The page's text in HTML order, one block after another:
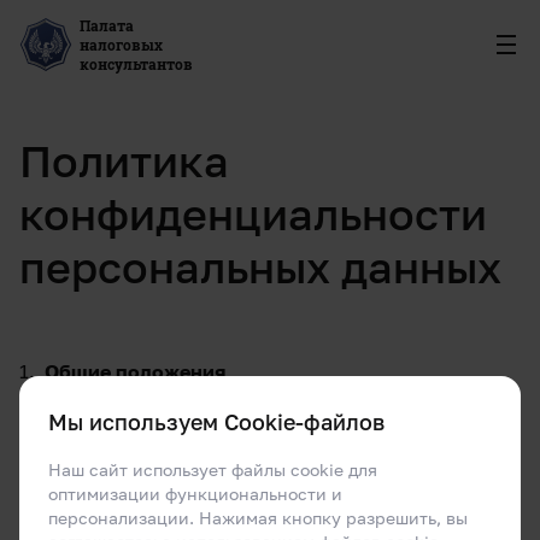
Палата
налоговых
консультантов
Политика
конфиденциальности
персональных данных
Общие положения
Настоящая политика обработки
с требованиями Федерального закона
от 27.07.2006. № 152-ФЗ «О персональных
данных» (далее «Закон о персональных данных»)
Мы используем Cookie-файлов
Наш сайт использует файлы cookie для
оптимизации функциональности и
персонализации. Нажимая кнопку разрешить, вы